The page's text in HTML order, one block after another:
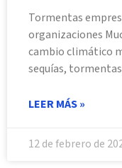
Tormentas
organizaciones
cambio climático
sequías,
LEER MÁS »
12 de febrero de